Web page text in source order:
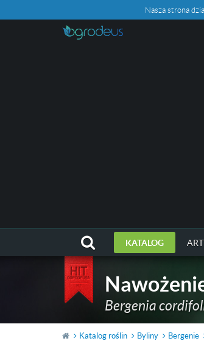
Nasza strona
KATALOG
Bergenia
Katalog roślin Byliny Bergenie